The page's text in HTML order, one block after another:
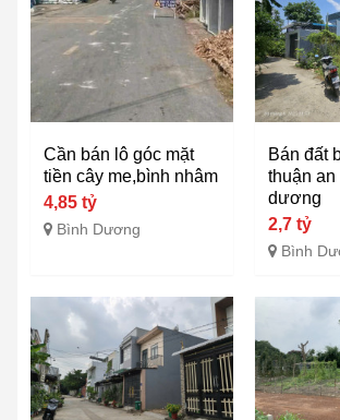
Cần bán lô góc mặt
tiền cây me,bình nhâm
4,85 tỷ
Bình Dương
Bán đất
thuận an
dương
2,7 tỷ
Bình